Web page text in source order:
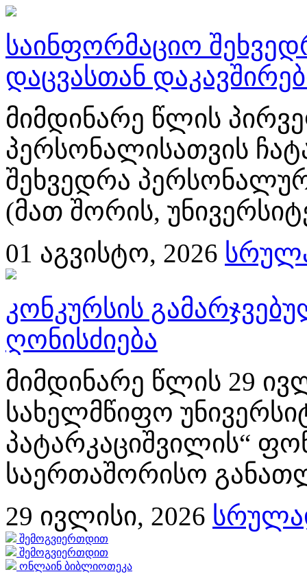
საინფორმაციო
დაცვასთან
მიმდინარე წლის
პერსონალისათვის
შეხვედრა
(მათ შორის,
01 აგვისტო, 2026
კონკურსის
ღონისძიება
მიმდინარე წლის 29
სახელმწიფო
პატარკაციშვილის“
საერთაშორისო
29 ივლისი, 2026
შემოგვიერთდით
შემოგვიერთდით
ონლაინ ბიბლიოთეკა